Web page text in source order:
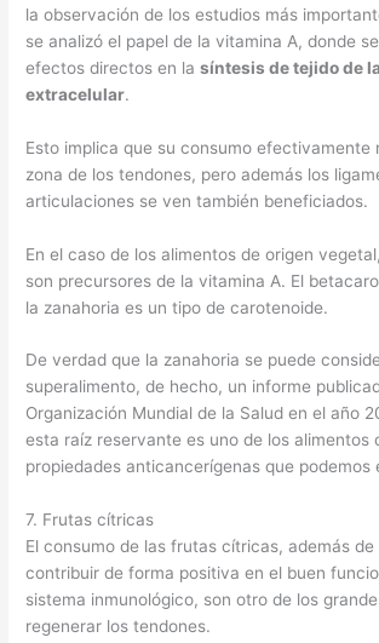
la observación de los estudios más
se analizó el papel de la vitamina A, donde
efectos directos en lasíntesis de tejido de
extracelular.
Esto implica que su consumo efectivamente
zona de los tendones, pero además los
articulaciones se ven también beneficiados.
En el caso de los alimentos de origen
son precursores de la vitamina A. El
la zanahoria es un tipo de carotenoide.
De verdad que la zanahoria se puede
superalimento, de hecho, un informe
Organización Mundial de la Salud en el año
esta raíz reservante es uno de los alimentos
propiedades anticancerígenas que podemos
7. Frutas cítricas
El consumo de las frutas cítricas, además
contribuir de forma positiva en el buen
sistema inmunológico, son otro de los
regenerar los tendones.